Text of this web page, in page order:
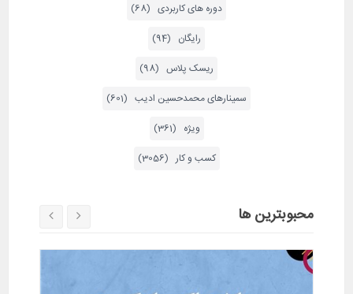
دوره های کاربردی (68)
رایگان (94)
ریسک پلاس (98)
سمینارهای محمدحسین ادیب (601)
ویژه (361)
کسب و کار (3056)
محبوبترین ها